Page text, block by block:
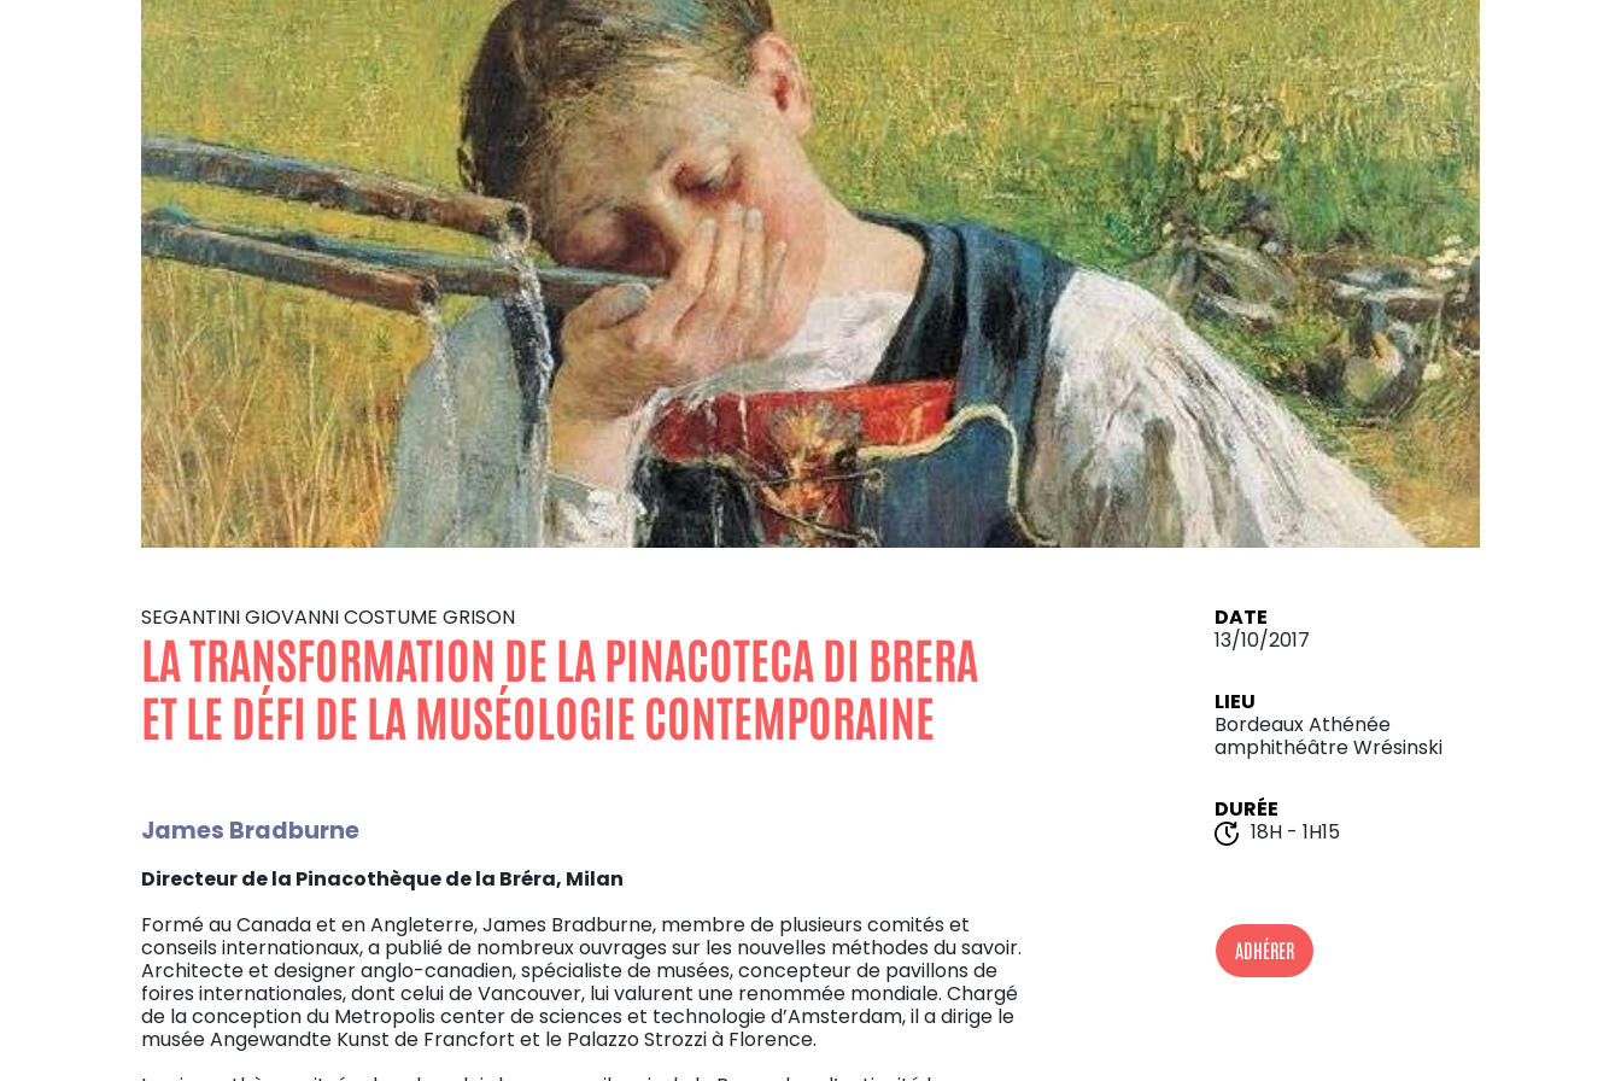
SEGANTINI GIOVANNI COSTUME GRISON
LA TRANSFORMATION DE LA PINACOTECA DI BRERA
ET LE DÉFI DE LA MUSÉOLOGIE CONTEMPORAINE
James Bradburne
Directeur de la Pinacothèque de la Bréra, Milan
Formé au Canada et en Angleterre, James Bradburne, membre de plusieurs comités et
conseils internationaux, a publié de nombreux ouvrages sur les nouvelles méthodes du savoir.
Architecte et designer anglo-canadien, spécialiste de musées, concepteur de pavillons de
foires internationales, dont celui de Vancouver, lui valurent une renommée mondiale. Chargé
de la conception du Metropolis center de sciences et technologie d’Amsterdam, il a dirige le
musée Angewandte Kunst de Francfort et le Palazzo Strozzi à Florence.
DATE
13/10/2017
LIEU
Bordeaux Athénée
amphithéâtre Wrésinski
DURÉE
18H - 1H15
ADHÉRER